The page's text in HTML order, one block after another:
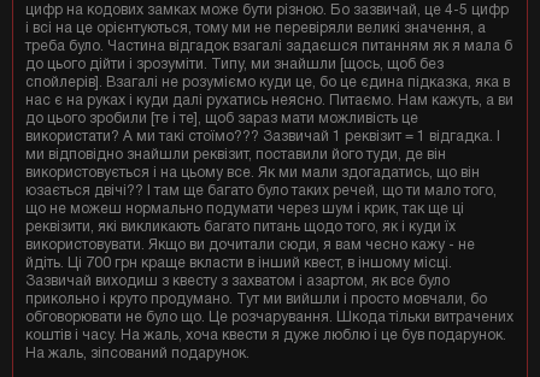
цифр на кодових замках може бути різною. Бо зазвичай, це 4-5 цифр
і всі на це орієнтуються, тому ми не перевіряли великі значення, а
треба було. Частина відгадок взагалі задаєшся питанням як я мала б
до цього дійти і зрозуміти. Типу, ми знайшли [щось, щоб без
спойлерів]. Взагалі не розуміємо куди це, бо це єдина підказка, яка в
нас є на руках і куди далі рухатись неясно. Питаємо. Нам кажуть, а ви
до цього зробили [те і те], щоб зараз мати можливість це
використати? А ми такі стоїмо??? Зазвичай 1 реквізит = 1 відгадка. І
ми відповідно знайшли реквізит, поставили його туди, де він
використовується і на цьому все. Як ми мали здогадатись, що він
юзається двічі?? І там ще багато було таких речей, що ти мало того,
що не можеш нормально подумати через шум і крик, так ще ці
реквізити, які викликають багато питань щодо того, як і куди їх
використовувати. Якщо ви дочитали сюди, я вам чесно кажу - не
йдіть. Ці 700 грн краще вкласти в інший квест, в іншому місці.
Зазвичай виходиш з квесту з захватом і азартом, як все було
прикольно і круто продумано. Тут ми вийшли і просто мовчали, бо
обговорювати не було що. Це розчарування. Шкода тільки витрачених
коштів і часу. На жаль, хоча квести я дуже люблю і це був подарунок.
На жаль, зіпсований подарунок.